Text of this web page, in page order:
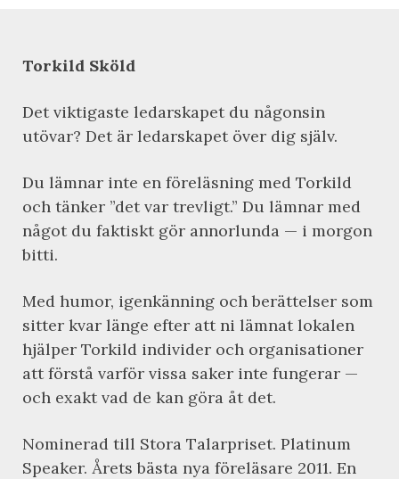
Torkild Sköld
Det viktigaste ledarskapet du någonsin
utövar? Det är ledarskapet över dig själv.
Du lämnar inte en föreläsning med Torkild
och tänker ”det var trevligt.” Du lämnar med
något du faktiskt gör annorlunda — i morgon
bitti.
Med humor, igenkänning och berättelser som
sitter kvar länge efter att ni lämnat lokalen
hjälper Torkild individer och organisationer
att förstå varför vissa saker inte fungerar —
och exakt vad de kan göra åt det.
Nominerad till Stora Talarpriset. Platinum
Speaker. Årets bästa nya föreläsare 2011. En